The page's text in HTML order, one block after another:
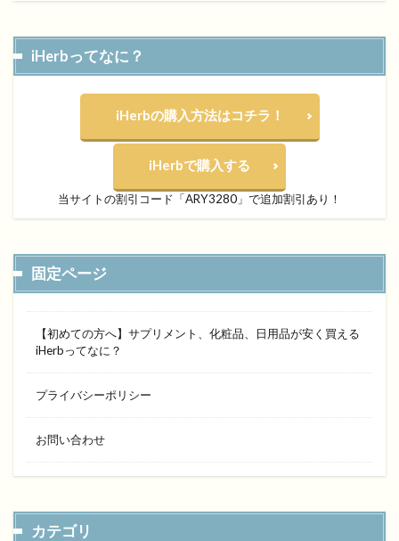
iHerbってなに？
iHerbの購入方法はコチラ！
iHerbで購入する
当サイトの割引コード「ARY3280」で追加割引あり！
固定ページ
【初めての方へ】サプリメント、化粧品、日用品が安く買える
iHerbってなに？
プライバシーポリシー
お問い合わせ
カテゴリ